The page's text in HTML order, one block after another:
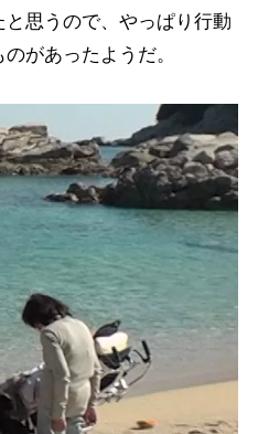
思うので、やっぱり行動
があったようだ。